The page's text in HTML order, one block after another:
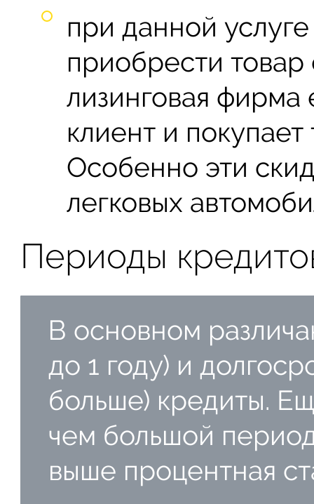
при данной
приобрести товар
лизинговая фирма
клиент и
Особенно эти
легковых
Периоды
В основном
до 1 году) и
больше) кредиты.
чем большой
выше процентная